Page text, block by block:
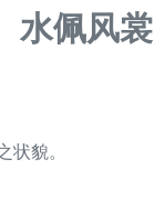
水佩风裳
貌。